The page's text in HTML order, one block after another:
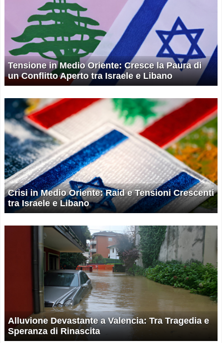
Tensione in Medio Oriente: Cresce la Paura di
un Conflitto Aperto tra Israele e Libano
Crisi in Medio Oriente: Raid e Tensioni Crescenti
tra Israele e Libano
Alluvione Devastante a Valencia: Tra Tragedia e
Speranza di Rinascita